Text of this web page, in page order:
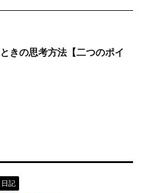
きの思考方法【二つのポイ
日記